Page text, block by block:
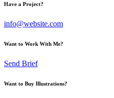
Have a Project?
info@website.com
Want to Work With Me?
Send Brief
Want to Buy Illustrations?